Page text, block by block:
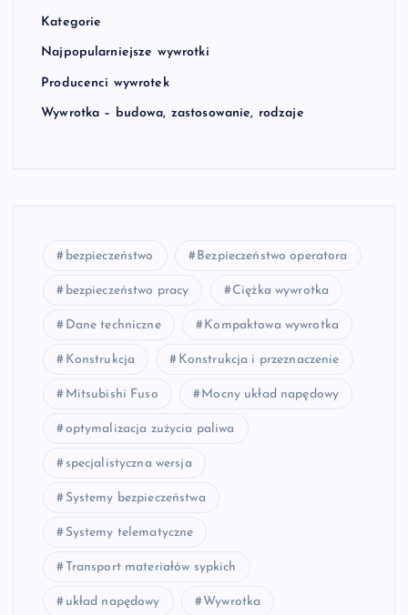
Kategorie
Najpopularniejsze wywrotki
Producenci wywrotek
Wywrotka – budowa, zastosowanie, rodzaje
bezpieczeństwo Bezpieczeństwo operatora
bezpieczeństwo pracy Ciężka wywrotka
Dane techniczne Kompaktowa wywrotka
Konstrukcja Konstrukcja i przeznaczenie
Mitsubishi Fuso Mocny układ napędowy
optymalizacja zużycia paliwa
specjalistyczna wersja
Systemy bezpieczeństwa
Systemy telematyczne
Transport materiałów sypkich
układ napędowy Wywrotka